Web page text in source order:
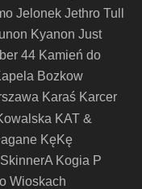
Jelonek Jethro Tull
Kyanon Just
44 Kamień do
Bozkow
Karaś Karcer
KAT &
KęKę
Kogia P
Wioskach